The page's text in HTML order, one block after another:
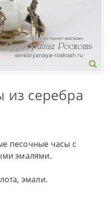
из серебра
песочные часы с
эмалями.
эмали.